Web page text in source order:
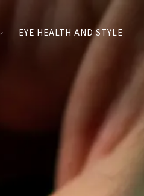
EYE HEALTH AND STYLE